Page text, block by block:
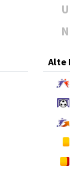
U
N
Alte